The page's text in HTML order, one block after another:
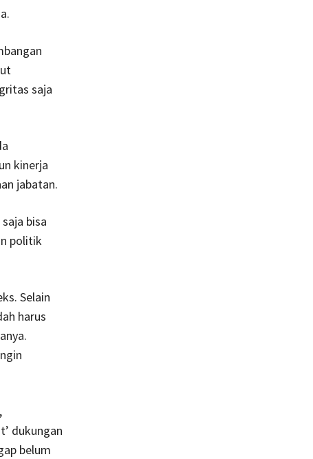
saja
kinerja
jabatan.
bisa
politik
Selain
harus
dukungan
belum